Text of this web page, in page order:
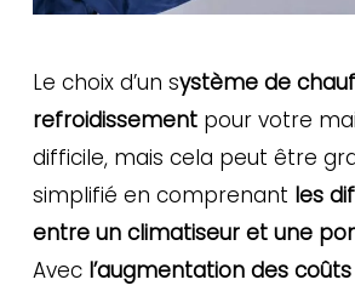
Le choix d’un système de
refroidissementpour votre
difficile, mais cela peut être
simplifié en comprenant les
entre un climatiseur et une
Avec l’augmentation des coûts